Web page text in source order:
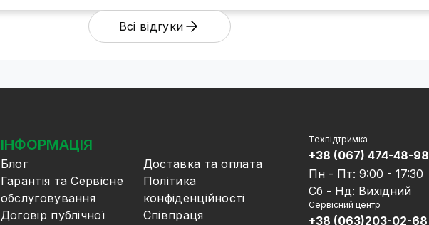
Всі відгуки
ІНФОРМАЦІЯ
Блог
Доставка та оплата
Гарантія та Сервісне
обслуговування
Політика
конфіденційності
Договір публічної
Співпраця
Техпідтримка
+38 (067) 474-48-98
Пн - Пт: 9:00 - 17:30
Сб - Нд: Вихідний
Сервісний центр
+38 (063)203-02-68